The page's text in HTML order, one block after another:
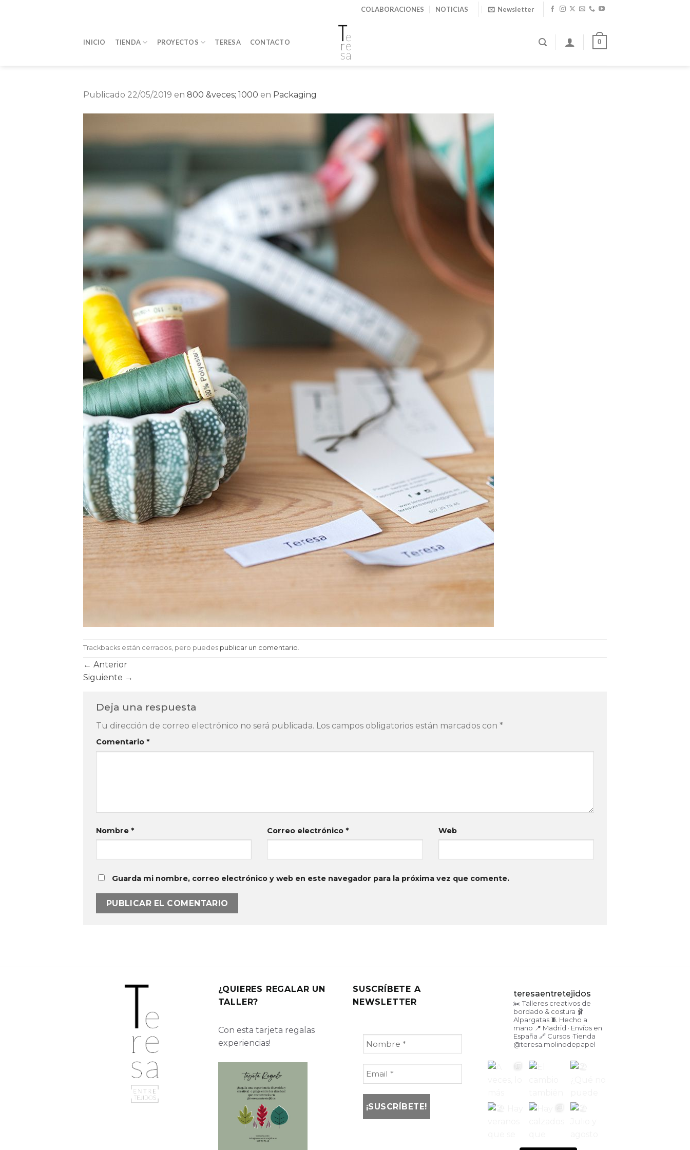
COLABORACIONES NOTICIAS Newsletter
INICIO TIENDA PROYECTOS TERESA CONTACTO 0
Publicado 22/05/2019 en 800 &veces; 1000 en Packaging
Trackbacks están cerrados, pero puedes publicar un comentario
← Anterior
Siguiente →
Deja una respuesta
Tu dirección de correo electrónico no será publicada. Los campos obligatorios están marcados con *
Comentario *
Nombre * Correo electrónico* Web
Guarda mi nombre, correo electrónico y web en este navegador para la próxima vez que comente.
¿QUIERES REGALAR UN
TALLER?
Con esta tarjeta regalas
experiencias!
SUSCRÍBETE A
NEWSLETTER
teresaentretejidos
✂️ Talleres creativos de
bordado & costura 🩰
Alpargatas🧵 Hecho a
mano 📍 Madrid · Envíos en
España 🔗 Cursos ·Tienda
@teresa.molinodepapel